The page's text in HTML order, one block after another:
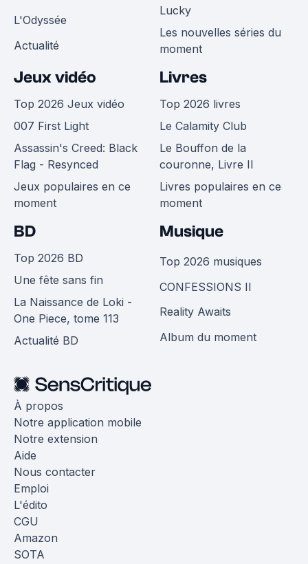
L'Odyssée
Actualité
Lucky
Les nouvelles séries du
moment
Jeux vidéo
Top 2026 Jeux vidéo
007 First Light
Assassin's Creed: Black
Flag - Resynced
Jeux populaires en ce
moment
Livres
Top 2026 livres
Le Calamity Club
Le Bouffon de la
couronne, Livre II
Livres populaires en ce
moment
BD
Top 2026 BD
Une fête sans fin
La Naissance de Loki -
One Piece, tome 113
Actualité BD
Musique
Top 2026 musiques
CONFESSIONS II
Reality Awaits
Album du moment
À propos
Notre application mobile
Notre extension
Aide
Nous contacter
Emploi
L'édito
CGU
Amazon
SOTA